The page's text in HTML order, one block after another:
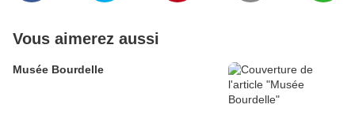
Vous aimerez aussi
Musée Bourdelle